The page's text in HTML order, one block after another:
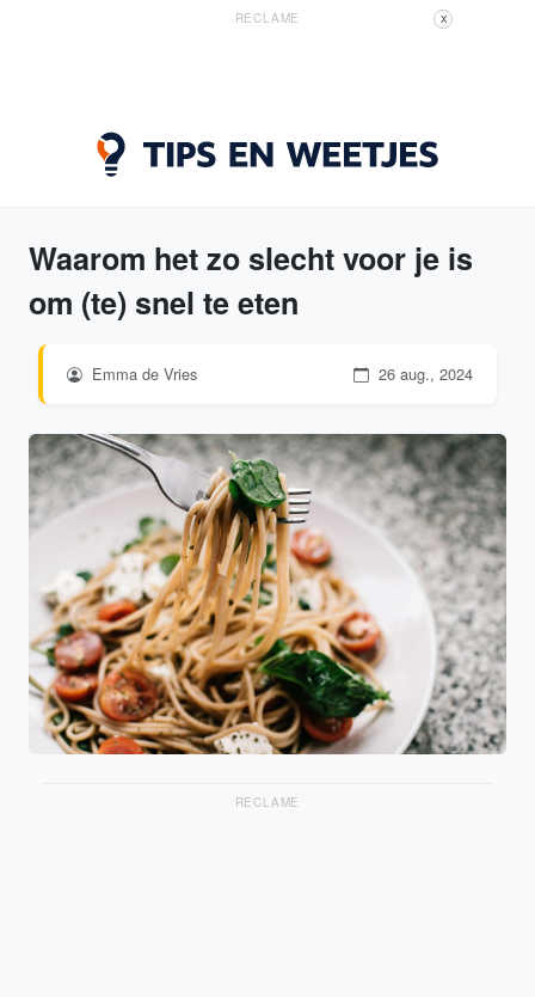
RECLAME X
Waarom het zo slecht voor je is
om (te) snel te eten
Emma de Vries 26 aug., 2024
RECLAME